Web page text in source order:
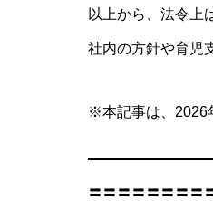
以上から、法令上
社内の方針や育児
※本記事は、2026
〓〓〓〓〓〓〓〓